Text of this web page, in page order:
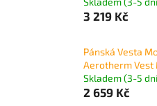
3 219 Kč
Pánská Vesta
Aerotherm Vest
Skladem (3-5
2 659 Kč